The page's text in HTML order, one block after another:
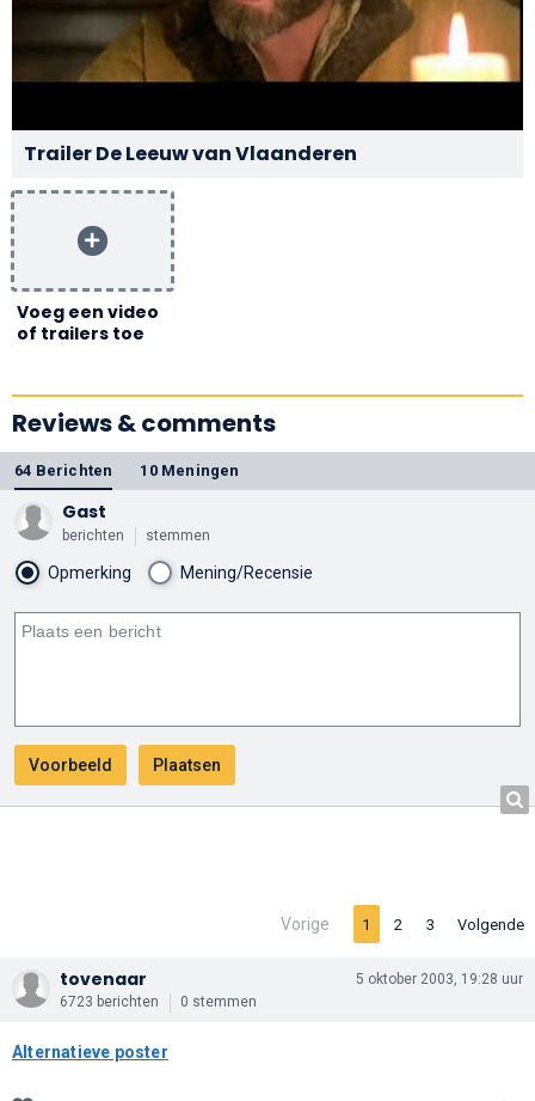
Trailer De Leeuw van Vlaanderen
Voeg een video
of trailers toe
Reviews & comments
64 Berichten 10 Meningen
Gast
berichten stemmen
Opmerking Mening/Recensie
Vorige 1 2 3 Volgende
tovenaar
6723 berichten 0 stemmen
5 oktober 2003, 19:28 uur
Alternatieve poster